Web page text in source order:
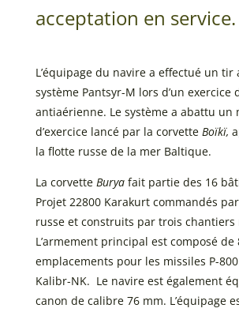
acceptation en service.
L’équipage du navire a effectué un tir
système Pantsyr-M lors d’un exercice
antiaérienne. Le système a abattu un
d’exercice lancé par la corvette Boïkï,
la flotte russe de la mer Baltique.
La corvette Buryafait partie des 16
Projet 22800 Karakurt commandés
russe et construits par trois chantiers
L’armement principal est composé de
emplacements pour les missiles P-
Kalibr-NK. Le navire est également
canon de calibre 76 mm. L’équipage